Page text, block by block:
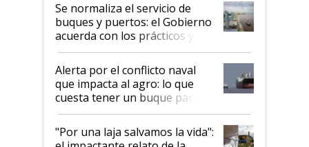
Se normaliza el servicio de
buques y puertos: el Gobierno
acuerda con los prácticos y
suspende el decreto de
desregulación
Alerta por el conflicto naval
que impacta al agro: lo que
cuesta tener un buque parado
y el peligro de que Argentina
pase a ser "país sucio"
"Por una laja salvamos la vida":